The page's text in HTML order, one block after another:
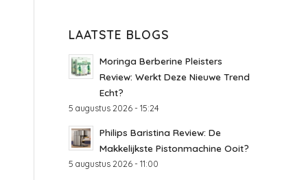
LAATSTE BLOGS
Moringa Berberine Pleisters
Review: Werkt Deze Nieuwe Trend
Echt?
5 augustus 2026 - 15:24
Philips Baristina Review: De
Makkelijkste Pistonmachine Ooit?
5 augustus 2026 - 11:00